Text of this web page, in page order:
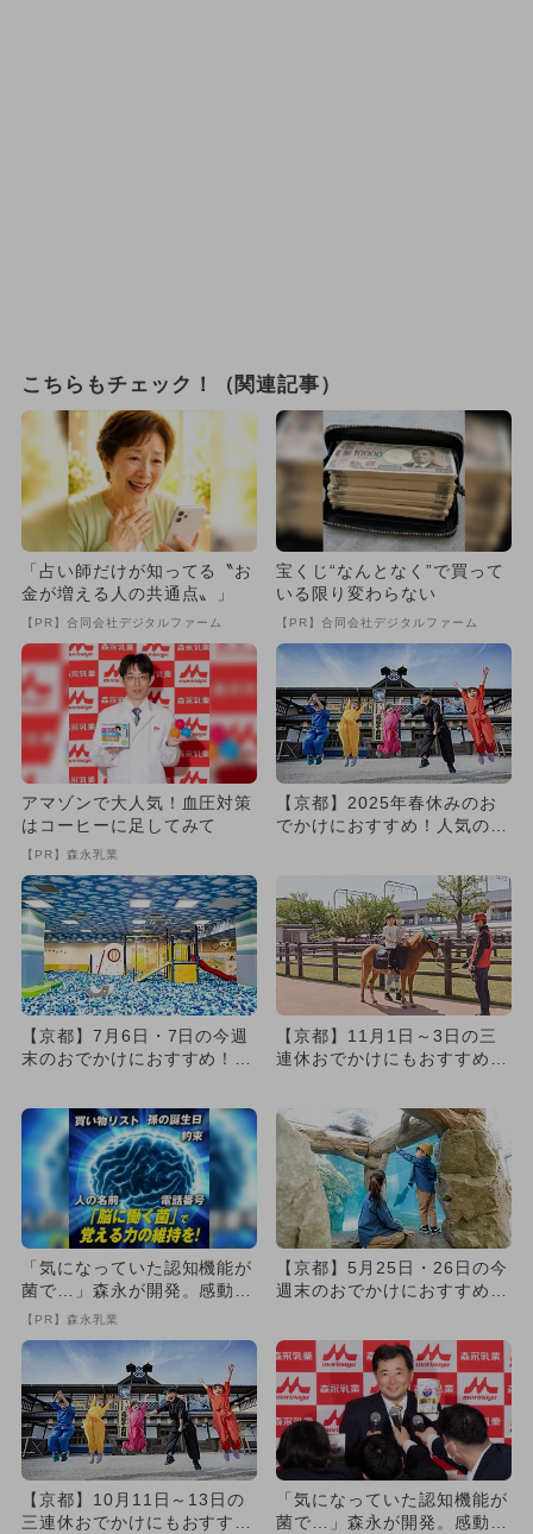
こちらもチェック！（関連記事）
「占い師だけが知ってる〝お
金が増える人の共通点〟」
【PR】合同会社デジタルファーム
宝くじ“なんとなく”で買って
いる限り変わらない
【PR】合同会社デジタルファーム
アマゾンで大人気！血圧対策
はコーヒーに足してみて
【PR】森永乳業
【京都】2025年春休みのお
でかけにおすすめ！人気のス
【京都】7月6日・7日の今週
末のおでかけにおすすめ！人
【京都】11月1日～3日の三
連休おでかけにもおすすめ！
「気になっていた認知機能が
菌で…」森永が開発。感動の
70代続出
【PR】森永乳業
【京都】5月25日・26日の今
週末のおでかけにおすすめ！
【京都】10月11日～13日の
三連休おでかけにもおすす
「気になっていた認知機能が
菌で…」森永が開発。感動の